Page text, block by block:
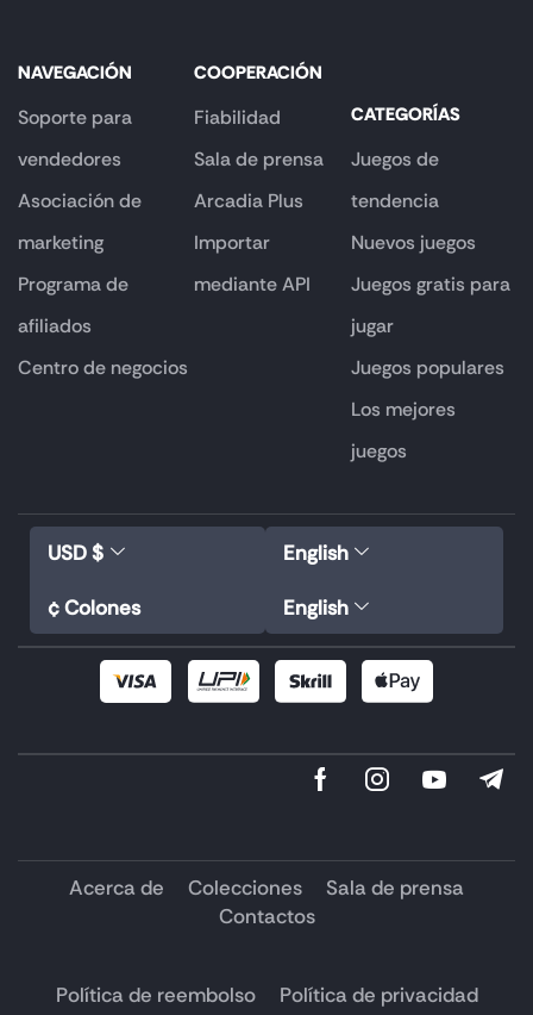
NAVEGACIÓN
Soporte para
vendedores
Asociación de
marketing
Programa de
afiliados
Centro de negocios
COOPERACIÓN
Fiabilidad
Sala de prensa
Arcadia Plus
Importar
mediante API
CATEGORÍAS
Juegos de
tendencia
Nuevos juegos
Juegos gratis para
jugar
Juegos populares
Los mejores
juegos
USD $
¢ Colones
English
English
Acerca de Colecciones
Sala de prensa
Contactos
Política de reembolso
Política de privacidad